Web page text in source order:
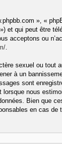
», «
et qui peut être
acceptons ou
.
sexuel ou tout
à un
sont
nous
Bien que
en cas de